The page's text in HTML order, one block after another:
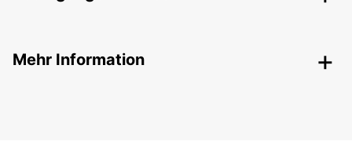
Mehr Information